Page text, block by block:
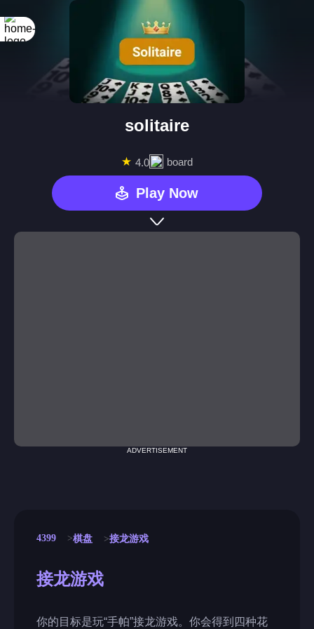
solitaire
★ 4.0 board
Play Now
ADVERTISEMENT
4399 棋盘 接龙游戏
接龙游戏
你的目标是玩“手帕”接龙游戏。你会得到四种花